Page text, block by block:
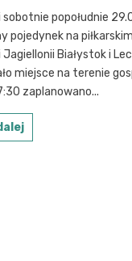
sobotnie popołudnie
pojedynek na
Białystok i
miejsce na terenie
zaplanowano...